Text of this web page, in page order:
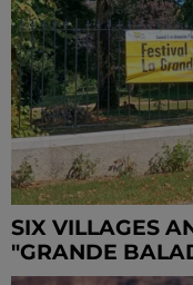
SIX VILLAGES
"GRANDE